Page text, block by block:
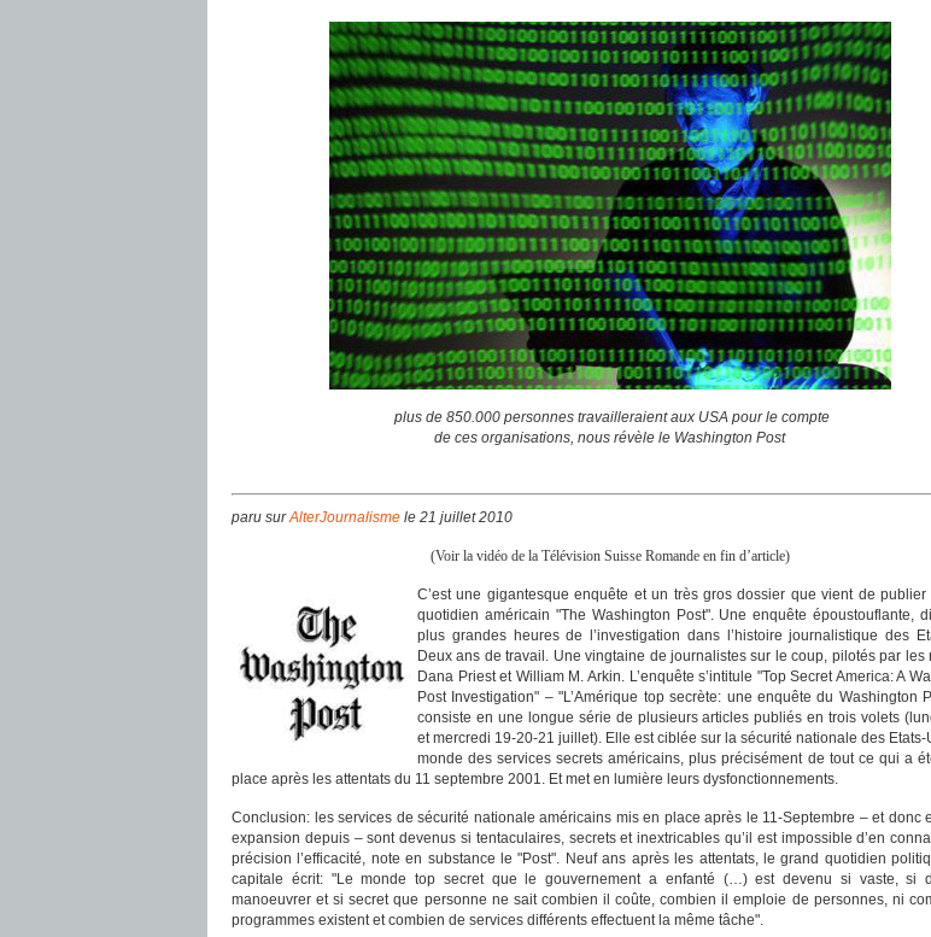
plus de 850.000 personnes travailleraient aux USA pour le compte
de ces organisations, nous révèle le Washington Post
paru surAlterJournalisme le 21 juillet 2010
(Voir la vidéo de la Télévision Suisse Romande en fin d’article)
C’est une gigantesque enquête et un très gros dossier que vient de publier
quotidien américain "The Washington Post". Une enquête époustouflante,
plus grandes heures de l’investigation dans l’histoire journalistique des
Deux ans de travail. Une vingtaine de journalistes sur le coup, pilotés par les
Dana Priest et William M. Arkin. L’enquête s’intitule "Top Secret America: A
Post Investigation" – "L’Amérique top secrète: une enquête du Washington
consiste en une longue série de plusieurs articles publiés en trois volets
et mercredi 19-20-21 juillet). Elle est ciblée sur la sécurité nationale des Etats-
monde des services secrets américains, plus précisément de tout ce qui a
place après les attentats du 11 septembre 2001. Et met en lumière leurs dysfonctionnements.
Conclusion: les services de sécurité nationale américains mis en place après le 11-Septembre – et donc
expansion depuis – sont devenus si tentaculaires, secrets et inextricables qu’il est impossible d’en
précision l’efficacité, note en substance le "Post". Neuf ans après les attentats, le grand quotidien
capitale écrit: "Le monde top secret que le gouvernement a enfanté (…) est devenu si vaste, si
manoeuvrer et si secret que personne ne sait combien il coûte, combien il emploie de personnes, ni
programmes existent et combien de services différents effectuent la même tâche".